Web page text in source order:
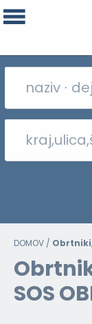
DOMOV /
SOS